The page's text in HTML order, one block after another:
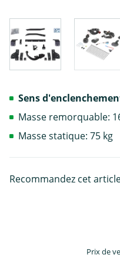
Sens
Masse remorquable:
Masse statique: 75 kg
Recommandez cet
Prix de